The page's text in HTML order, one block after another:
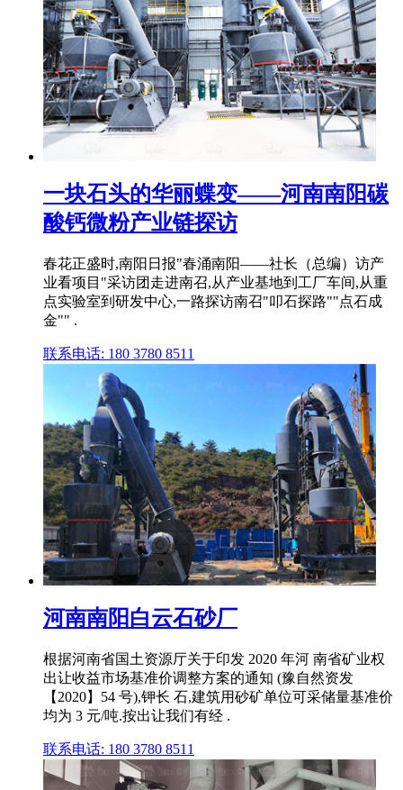
一块石头的华丽蝶变——河南南阳碳
酸钙微粉产业链探访
春花正盛时,南阳日报"春涌南阳——社长（总编）访产
业看项目"采访团走进南召,从产业基地到工厂车间,从重
点实验室到研发中心,一路探访南召"叩石探路""点石成
金"" .
联系电话: 180 3780 8511
河南南阳白云石砂厂
根据河南省国土资源厅关于印发 2020 年河 南省矿业权
出让收益市场基准价调整方案的通知 (豫自然资发
【2020】54 号),钾长 石,建筑用砂矿单位可采储量基准价
均为 3 元/吨.按出让我们有经 .
联系电话: 180 3780 8511